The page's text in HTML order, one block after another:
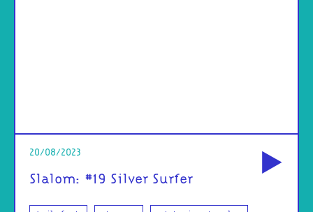
20/08/2023
Slalom: #19 Silver Surfer